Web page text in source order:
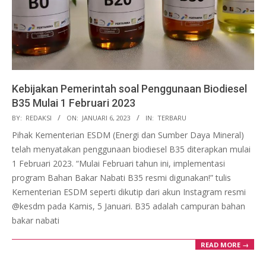
Kebijakan Pemerintah soal Penggunaan Biodiesel
B35 Mulai 1 Februari 2023
2023-
01-
06
BY: REDAKSI ON: JANUARI 6, 2023 IN: TERBARU
Pihak Kementerian ESDM (Energi dan Sumber Daya Mineral)
telah menyatakan penggunaan biodiesel B35 diterapkan mulai
1 Februari 2023. “Mulai Februari tahun ini, implementasi
program Bahan Bakar Nabati B35 resmi digunakan!” tulis
Kementerian ESDM seperti dikutip dari akun Instagram resmi
@kesdm pada Kamis, 5 Januari. B35 adalah campuran bahan
bakar nabati
READ MORE →